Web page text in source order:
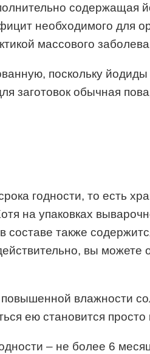
содержащая
необходимого для
массового
поскольку
заготовок обычная
годности, то есть
на упаковках
составе также
вы
влажности
ею становится
– не более 6